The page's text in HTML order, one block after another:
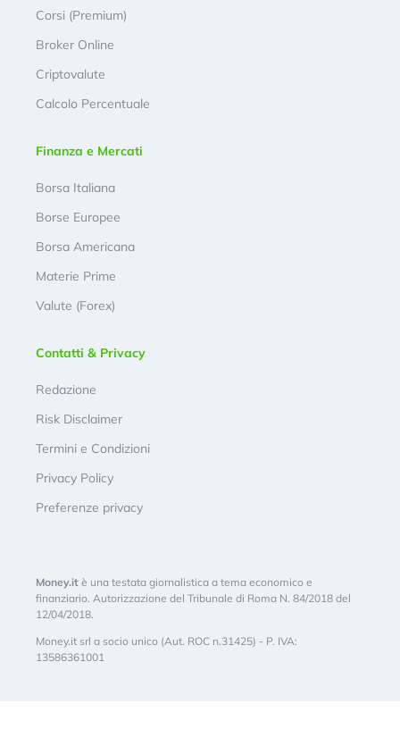
Corsi (Premium)
Broker Online
Criptovalute
Calcolo Percentuale
Finanza e Mercati
Borsa Italiana
Borse Europee
Borsa Americana
Materie Prime
Valute (Forex)
Contatti & Privacy
Redazione
Risk Disclaimer
Termini e Condizioni
Privacy Policy
Preferenze privacy
Money.it è una testata giornalistica a tema economico e
finanziario. Autorizzazione del Tribunale di Roma N. 84/2018 del
12/04/2018.
Money.it srl a socio unico (Aut. ROC n.31425) - P. IVA:
13586361001